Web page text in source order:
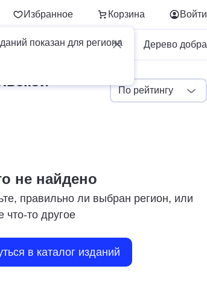
Избранное Корзина
показан для региона
Войти
Для бизнеса Дерево добра
По рейтингу
не найдено
правильно ли выбран регион, или
что-то другое
в каталог изданий